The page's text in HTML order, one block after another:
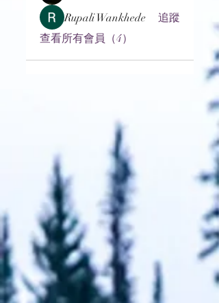
Rupali Wankhede
追蹤
查看所有會員（4）